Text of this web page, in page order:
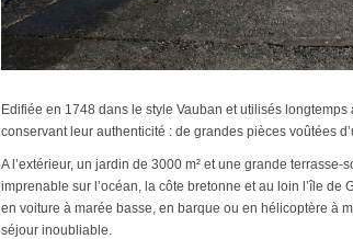
Edifiée en 1748 dans le style Vauban et utilisés
conservant leur authenticité : de grandes pièces voûtées
A l’extérieur, un jardin de 3000 m² et une grande
imprenable sur l’océan, la côte bretonne et au loin l’île
en voiture à marée basse, en barque ou en hélicoptère à
séjour inoubliable.